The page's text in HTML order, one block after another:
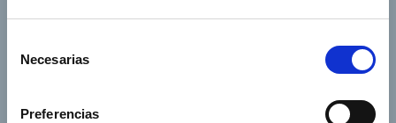
Necesarias
Preferencias
Shareholders’ Meeting